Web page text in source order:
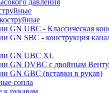
давления
GN UBC - Классическая
GN SBC - конструкция
GN UBC XL
GN DVBC с двойным
GN GBC (вставки в рукав)
сопла
рукавам